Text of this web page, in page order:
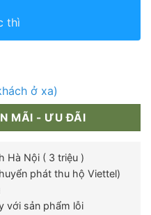
thì
ở xa)
MÃI - ƯU ĐÃI
Hà Nội ( 3 triệu )
phát thu hộ Viettel)
với sản phẩm lỗi